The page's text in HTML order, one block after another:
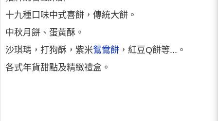
十九種口味中式喜餅，傳統大餅。
中秋月餅、蛋黃酥。
沙琪瑪，打狗酥，紫米鴛鴦餅 ，紅豆Q餅等...。
各式年貨甜點及精緻禮盒。